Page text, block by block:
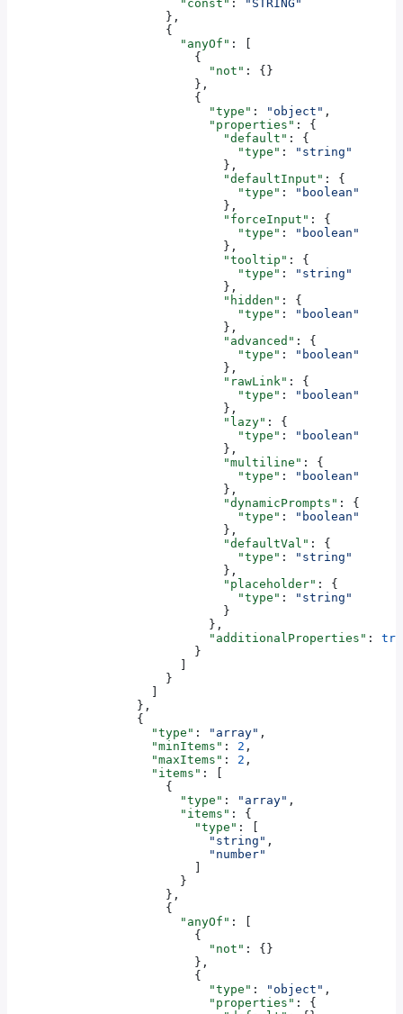
                        "const"
:
"STRING"
                      },
                      {
                        "anyOf"
: [
                          {
                            "not"
: {}
                          },
                          {
                            "type"
: "object" ,
                            "properties"
: {
                              "default"
: {
                                "type"
:
"string"
                              },
                              "defaultInput"
: {
                                "type"
:
"boolean"
                              },
                              "forceInput"
: {
                                "type"
:
"boolean"
                              },
                              "tooltip"
: {
                                "type"
:
"string"
                              },
                              "hidden"
: {
                                "type"
:
"boolean"
                              },
                              "advanced"
: {
                                "type"
:
"boolean"
                              },
                              "rawLink"
: {
                                "type"
:
"boolean"
                              },
                              "lazy"
: {
                                "type"
:
"boolean"
                              },
                              "multiline"
: {
                                "type"
:
"boolean"
                              },
                              "dynamicPrompts"
: {
                                "type"
:
"boolean"
                              },
                              "defaultVal"
: {
                                "type"
:
"string"
                              },
                              "placeholder"
: {
                                "type"
:
"string"
                              }
                            },
                            "additionalProperties"
:
                          }
                        ]
                      }
                    ]
                  },
                  {
                    "type"
: "array" ,
                    "minItems"
: 2 ,
                    "maxItems"
: 2 ,
                    "items"
: [
                      {
                        "type"
: "array" ,
                        "items"
: {
                          "type"
: [
                            "string"
,
                            "number"
                          ]
                        }
                      },
                      {
                        "anyOf"
: [
                          {
                            "not"
: {}
                          },
                          {
                            "type"
: "object" ,
                            "properties"
: {